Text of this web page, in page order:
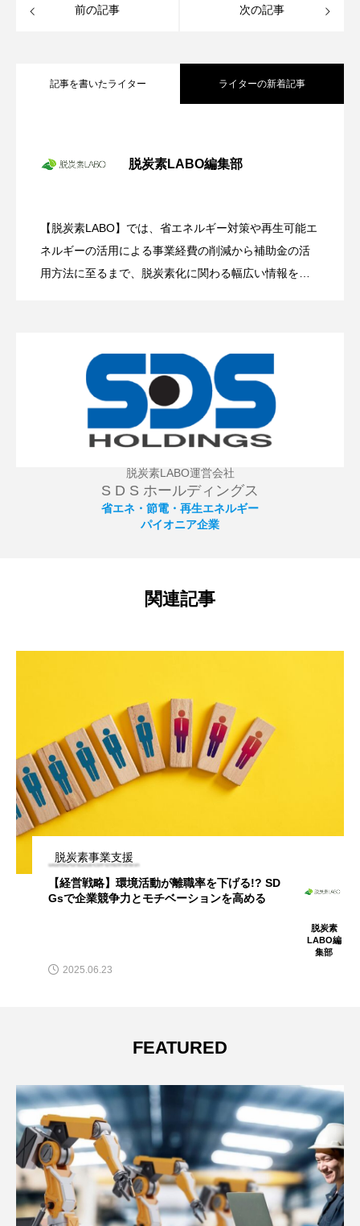
前の記事 次の記事
記事を書いたライター ライターの新着記事
脱炭素LABO編集部
【脱炭素LABO】では、省エネルギー対策や再生可能エ
ネルギーの活用による事業経費の削減から補助金の活
用方法に至るまで、脱炭素化に関わる幅広い情報を発
ネルギーの活用拡大に向けて情報提供を致します。経
費削減や節税対策、補助金活用など、事業の発展・成
長を狙った事業の効率化にも役立ちます。
2025.11.11
中小企業が知るべき「ペロブスカイト太
陽電池」の可能性とは？
脱炭素LABO運営会社
S D S ホールディングス
省エネ・節電・再生エネルギー
パイオニア企業
関連記事
脱炭素事業支援
【経営戦略】環境活動が離職率を下げる!? SD
Gsで企業競争力とモチベーションを高める
脱炭素
LABO編
集部
2025.06.23
FEATURED